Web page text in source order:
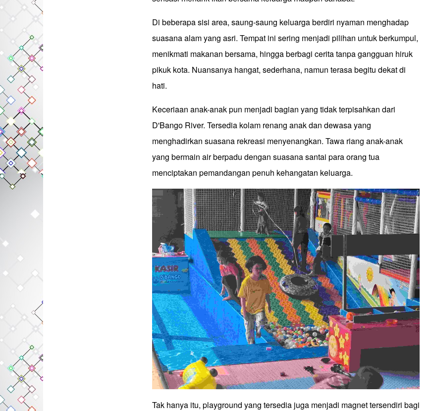
Di beberapa sisi area, saung-saung keluarga berdiri nyaman menghadap
suasana alam yang asri. Tempat ini sering menjadi pilihan untuk berkumpul,
menikmati makanan bersama, hingga berbagi cerita tanpa gangguan hiruk
pikuk kota. Nuansanya hangat, sederhana, namun terasa begitu dekat di
hati.
Keceriaan anak-anak pun menjadi bagian yang tidak terpisahkan dari
D'Bango River. Tersedia kolam renang anak dan dewasa yang
menghadirkan suasana rekreasi menyenangkan. Tawa riang anak-anak
yang bermain air berpadu dengan suasana santai para orang tua
menciptakan pemandangan penuh kehangatan keluarga.
Tak hanya itu, playground yang tersedia juga menjadi magnet tersendiri bagi